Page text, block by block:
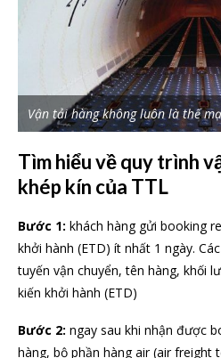
Vận tải hàng không luôn là thế
Tìm hiểu về quy trình
khép kín của TTL
Bước 1: khách hàng gửi booking
khởi hành (ETD) ít nhất 1 ngày.
tuyến vận chuyển, tên hàng, khối
kiến khởi hành (ETD)
Bước 2: ngay sau khi nhận được
hàng, bộ phần hàng air (air freight